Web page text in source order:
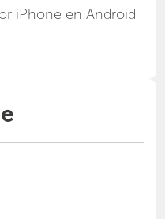
iPhone en Android